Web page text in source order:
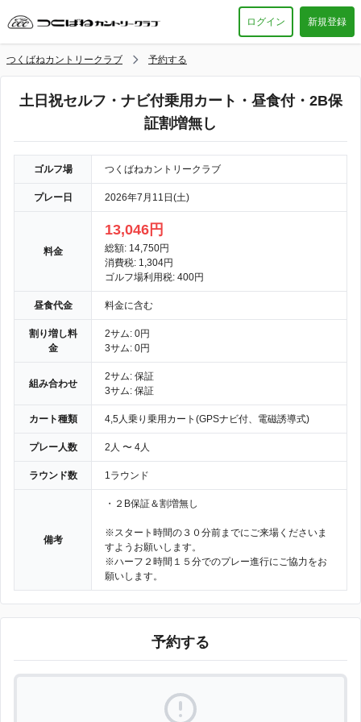
ログイン 新規登録
つくばねカントリークラブ 予約する
土日祝セルフ・ナビ付乗用カート・昼食付・2B保
証割増無し
ゴルフ場 つくばねカントリークラブ
プレー日 2026年7月11日(土)
料金
13,046円
総額: 14,750円
消費税: 1,304円
ゴルフ場利用税: 400円
昼食代金 料金に含む
割り増し料
金
2サム: 0円
3サム: 0円
組み合わせ
2サム: 保証
3サム: 保証
カート種類 4,5人乗り乗用カート(GPSナビ付、電磁誘導式)
プレー人数 2人 〜 4人
ラウンド数 1ラウンド
備考
・２B保証＆割増無し
※スタート時間の３０分前までにご来場くださいま
すようお願いします。
※ハーフ２時間１５分でのプレー進行にご協力をお
願いします。
予約する